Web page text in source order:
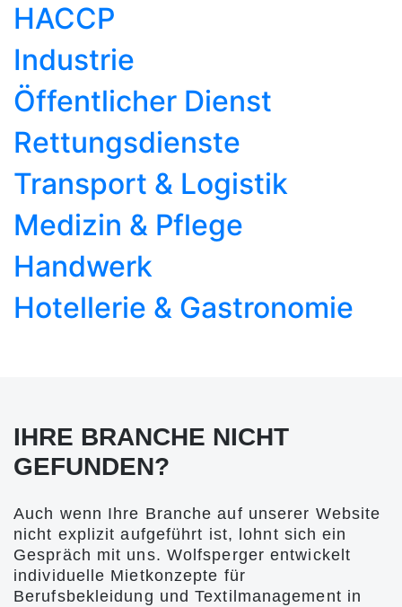
HACCP
Industrie
Öffentlicher Dienst
Rettungsdienste
Transport & Logistik
Medizin & Pflege
Handwerk
Hotellerie & Gastronomie
IHRE BRANCHE NICHT
GEFUNDEN?
Auch wenn Ihre Branche auf unserer Website
nicht explizit aufgeführt ist, lohnt sich ein
Gespräch mit uns. Wolfsperger entwickelt
individuelle Mietkonzepte für
Berufsbekleidung und Textilmanagement in